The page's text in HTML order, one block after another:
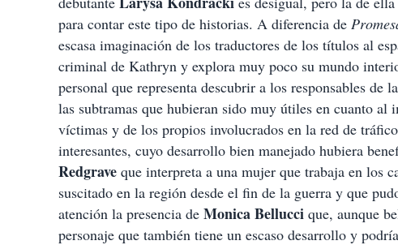
para contar este tipo de historias. A diferencia de
escasa imaginación de los traductores de los títulos al
criminal de Kathryn y explora muy poco su mundo
personal que representa descubrir a los responsables
las subtramas que hubieran sido muy útiles en cuanto
víctimas y de los propios involucrados en la red de
interesantes, cuyo desarrollo bien manejado hubiera
Redgrave que interpreta a una mujer que trabaja en los
suscitado en la región desde el fin de la guerra y que
atención la presencia de Monica Bellucci que, aunque
personaje que también tiene un escaso desarrollo y